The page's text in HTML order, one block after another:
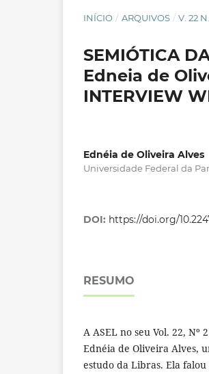
INÍCIO / ARQUIVOS / V. 22
SEMIÓTICA
Edneia de
INTERVIEW
Ednéia de Oliveira Alves
Universidade Federal da
DOI: https://doi.org/
RESUMO
A ASEL no seu Vol. 22,
Ednéia de Oliveira Alves,
estudo da Libras. Ela